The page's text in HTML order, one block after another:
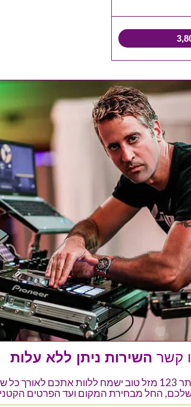
קשר השירות ניתן ללא עלות
מנהל האירועים של אתר 123 מזל טוב ישמח ללוות אתכם
החל מבחירת המקום ועד הפרטים